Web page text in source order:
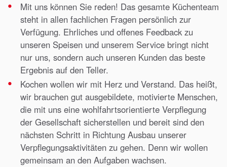
Mit uns können Sie reden! Das gesamte Küchenteam
steht in allen fachlichen Fragen persönlich zur
Verfügung. Ehrliches und offenes Feedback zu
unseren Speisen und unserem Service bringt nicht
nur uns, sondern auch unseren Kunden das beste
Ergebnis auf den Teller.
Kochen wollen wir mit Herz und Verstand. Das heißt,
wir brauchen gut ausgebildete, motivierte Menschen,
die mit uns eine wohlfahrtsorientierte Verpflegung
der Gesellschaft sicherstellen und bereit sind den
nächsten Schritt in Richtung Ausbau unserer
Verpflegungsaktivitäten zu gehen. Denn wir wollen
gemeinsam an den Aufgaben wachsen.